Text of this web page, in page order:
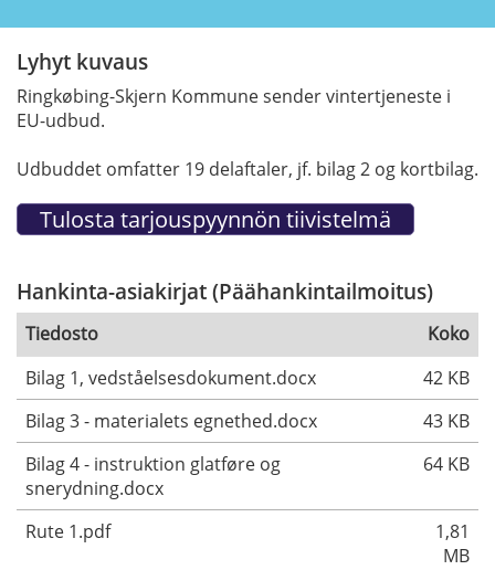
Lyhyt kuvaus
Ringkøbing-Skjern Kommune sender vintertjeneste i
EU-udbud.
Udbuddet omfatter 19 delaftaler, jf. bilag 2 og kortbilag.
Hankinta-asiakirjat (Päähankintailmoitus)
Tiedosto
Koko
Bilag 1, vedståelsesdokument.docx
42 KB
Bilag 3 - materialets egnethed.docx
43 KB
Bilag 4 - instruktion glatføre og
snerydning.docx
64 KB
Rute 1.pdf
1,81
MB